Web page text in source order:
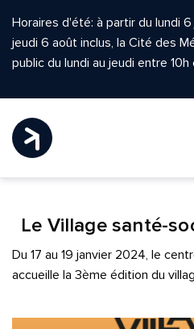
Horaires d'été: à partir du lundi
jeudi 6 août inclus, la Cité des
public du lundi au jeudi entre 10h
Le Village santé-
Du 17 au 19 janvier 2024, le
accueille la 3ème édition du